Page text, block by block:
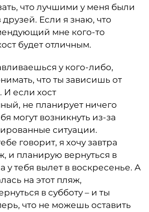
что лучшими у меня были
друзей. Если я знаю, что
мне кого-то
будет отличным.
у кого-либо,
что ты зависишь от
И если хост
не планирует ничего
могут возникнуть из-за
ситуации.
говорит, я хочу завтра
и планирую вернуться в
у тебя вылет в воскресенье. А
на этот пляж,
в субботу – и ты
что не можешь оставить